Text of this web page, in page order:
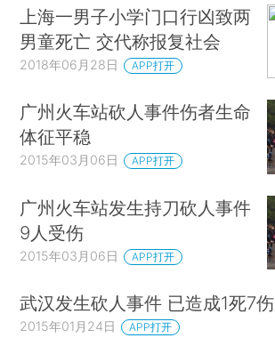
上海一男子小学门口行凶致两
男童死亡 交代称报复社会
2018年06月28日 APP打开
广州火车站砍人事件伤者生命
体征平稳
2015年03月06日 APP打开
广州火车站发生持刀砍人事件
9人受伤
2015年03月06日 APP打开
武汉发生砍人事件 已造成1死7伤
2015年01月24日 APP打开